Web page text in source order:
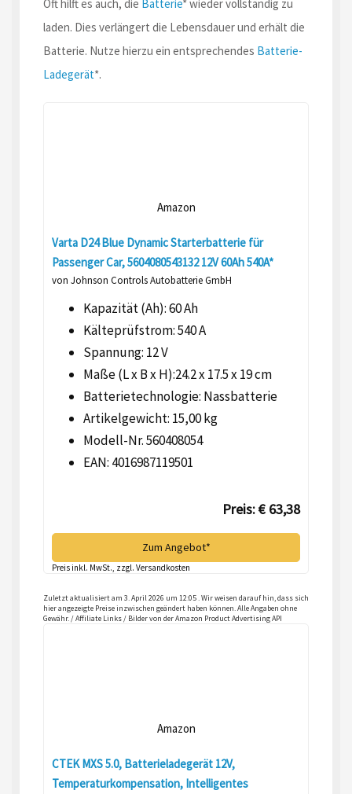
Oft hilft es auch, die Batterie* wieder vollständig zu
laden. Dies verlängert die Lebensdauer und erhält die
Batterie. Nutze hierzu ein entsprechendes Batterie-
Ladegerät*.
Amazon
Varta D24 Blue Dynamic Starterbatterie für
Passenger Car, 5604080543132 12V 60Ah 540A*
von Johnson Controls Autobatterie GmbH
Kapazität (Ah): 60 Ah
Kälteprüfstrom: 540 A
Spannung: 12 V
Maße (L x B x H):24.2 x 17.5 x 19 cm
Batterietechnologie: Nassbatterie
Artikelgewicht: 15,00 kg
Modell-Nr. 560408054
EAN: 4016987119501
Preis: € 63,38
Zum Angebot*
Preis inkl. MwSt., zzgl. Versandkosten
Zuletzt aktualisiert am 3. April 2026 um 12:05 . Wir weisen darauf hin, dass sich
hier angezeigte Preise inzwischen geändert haben können. Alle Angaben ohne
Gewähr. / Affiliate Links / Bilder von der Amazon Product Advertising API
Amazon
CTEK MXS 5.0, Batterieladegerät 12V,
Temperaturkompensation, Intelligentes